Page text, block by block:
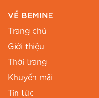
VỀ BEMINE
Trang chủ
Giới thiệu
Thời trang
Khuyến mãi
Tin tức